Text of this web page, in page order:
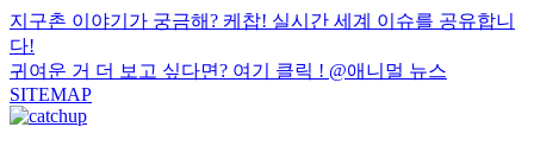
지구촌 이야기가 궁금해? 케찹! 실시간 세계 이슈를 공유합니
다!
귀여운 거 더 보고 싶다면? 여기 클릭 ! @애니멀 뉴스
SITEMAP